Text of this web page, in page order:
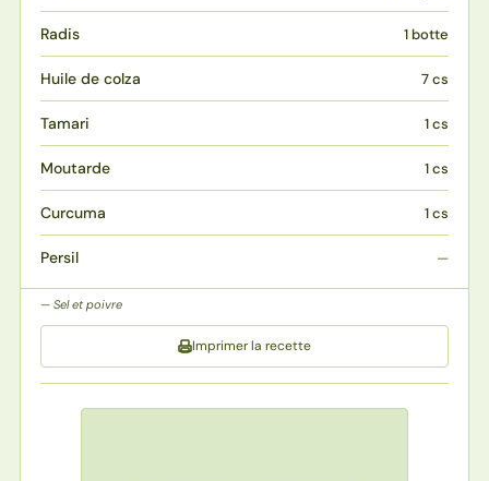
Radis 1 botte
Huile de colza 7 cs
Tamari 1 cs
Moutarde 1 cs
Curcuma 1 cs
Persil —
Sel et poivre
Imprimer la recette